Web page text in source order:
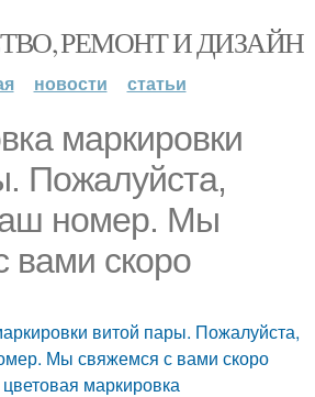
РЕМОНТ И ДИЗАЙН
новости статьи
маркировки
Пожалуйста,
номер. Мы
вами скоро
витой пары. Пожалуйста,
Мы свяжемся с вами скоро
маркировка